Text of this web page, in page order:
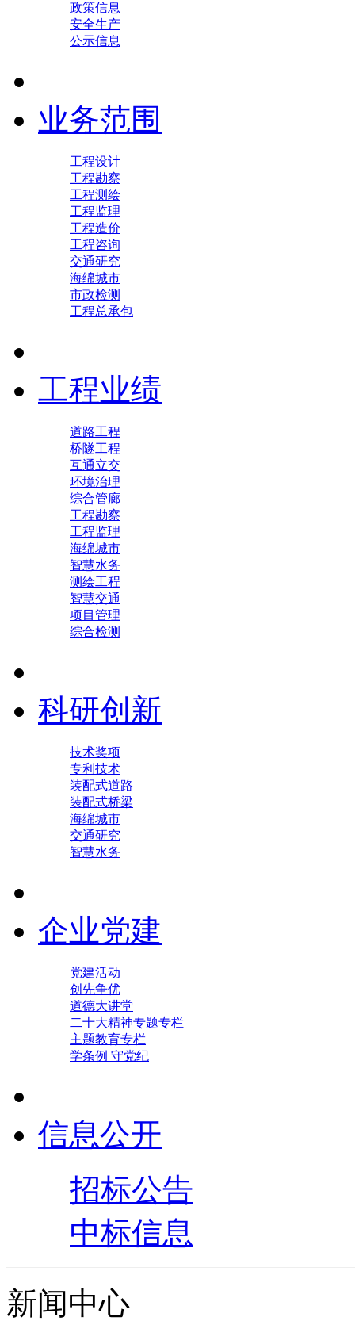
政策信息
安全生产
公示信息
业务范围
工程设计
工程勘察
工程测绘
工程监理
工程造价
工程咨询
交通研究
海绵城市
市政检测
工程总承包
工程业绩
道路工程
桥隧工程
互通立交
环境治理
综合管廊
工程勘察
工程监理
海绵城市
智慧水务
测绘工程
智慧交通
项目管理
综合检测
科研创新
技术奖项
专利技术
装配式道路
装配式桥梁
海绵城市
交通研究
智慧水务
企业党建
党建活动
创先争优
道德大讲堂
二十大精神专题专栏
主题教育专栏
学条例 守党纪
信息公开
招标公告
中标信息
新闻中心